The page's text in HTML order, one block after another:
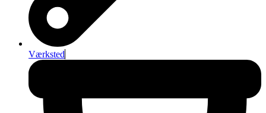
Værksted